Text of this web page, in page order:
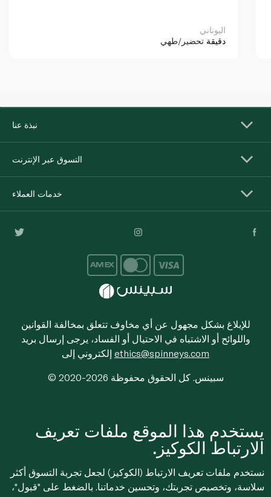
اليوناني
دقيقة تحضير/طهي
نبذة عنا
التسوق عبر الإنترنت
خدمات العملاء
للإبلاغ بشكل مجهول عن أي مخاوف تتعلق بمخالفة القوانين
واللوائح أو الاشتباه في الاحتيال أو الفساد، يرجى إرسال بريد
ethics@spinneys.com
© 2020-2026 سبينس. كل الحقوق محفوظة
يستخدم هذا الموقع ملفات تعريف
الارتباط الكوكيز.
نستخدم ملفات تعريف الارتباط (الكوكيز) لجعل تجربة التسوق أكثر
سلاسة، وتخصيص تجربتك، وتحسين خدماتنا. بالضغط على "قبول"،